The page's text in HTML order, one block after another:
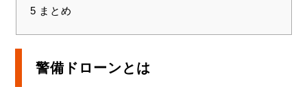
5 まとめ
警備ドローンとは